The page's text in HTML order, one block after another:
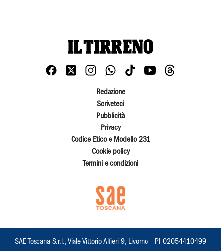
Redazione
Scriveteci
Pubblicità
Privacy
Codice Etico e Modello 231
Cookie policy
Termini e condizioni
SAE Toscana S.r.l., Viale Vittorio Alfieri 9, Livorno – PI 02054410499